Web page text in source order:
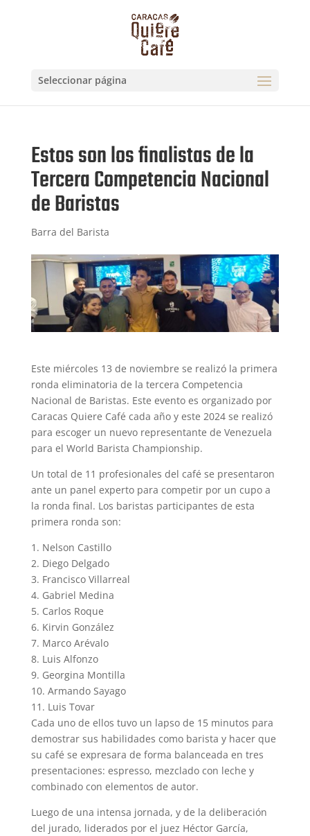
Seleccionar página
Estos son los finalistas de la
Tercera Competencia Nacional
de Baristas
Barra del Barista
Este miércoles 13 de noviembre se realizó la primera
ronda eliminatoria de la tercera Competencia
Nacional de Baristas. Este evento es organizado por
Caracas Quiere Café cada año y este 2024 se realizó
para escoger un nuevo representante de Venezuela
para el World Barista Championship.
Un total de 11 profesionales del café se presentaron
ante un panel experto para competir por un cupo a
la ronda final. Los baristas participantes de esta
primera ronda son:
1. Nelson Castillo
2. Diego Delgado
3. Francisco Villarreal
4. Gabriel Medina
5. Carlos Roque
6. Kirvin González
7. Marco Arévalo
8. Luis Alfonzo
9. Georgina Montilla
10. Armando Sayago
11. Luis Tovar
Cada uno de ellos tuvo un lapso de 15 minutos para
demostrar sus habilidades como barista y hacer que
su café se expresara de forma balanceada en tres
presentaciones: espresso, mezclado con leche y
combinado con elementos de autor.
Luego de una intensa jornada, y de la deliberación
del jurado, liderados por el juez Héctor García,